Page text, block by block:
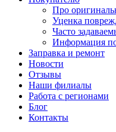
Про
Уценка
Часто
Информация
Заправка и ремонт
Новости
Отзывы
Наши филиалы
Работа с регионами
Блог
Контакты